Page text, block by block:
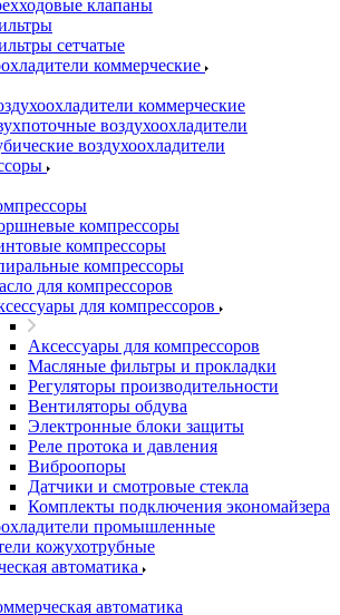
клапаны
сетчатые
коммерческие
коммерческие
воздухоохладители
воздухоохладители
компрессоры
компрессоры
компрессоры
для компрессоров
для компрессоров
Аксессуары для компрессоров
Масляные фильтры и прокладки
Регуляторы производительности
Вентиляторы обдува
Электронные блоки защиты
Реле протока и давления
Виброопоры
Датчики и смотровые стекла
Комплекты подключения экономайзера
промышленные
кожухотрубные
автоматика
автоматика